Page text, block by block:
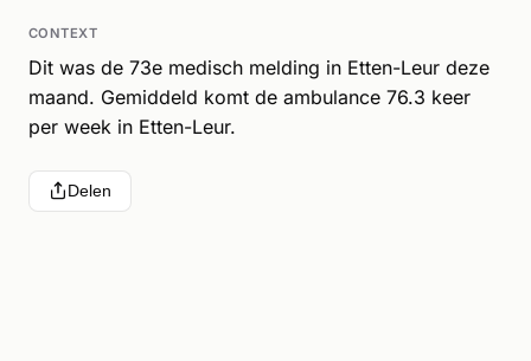
CONTEXT
Dit was de 73e medisch melding in Etten-Leur deze
maand. Gemiddeld komt de ambulance 76.3 keer
per week in Etten-Leur.
Delen